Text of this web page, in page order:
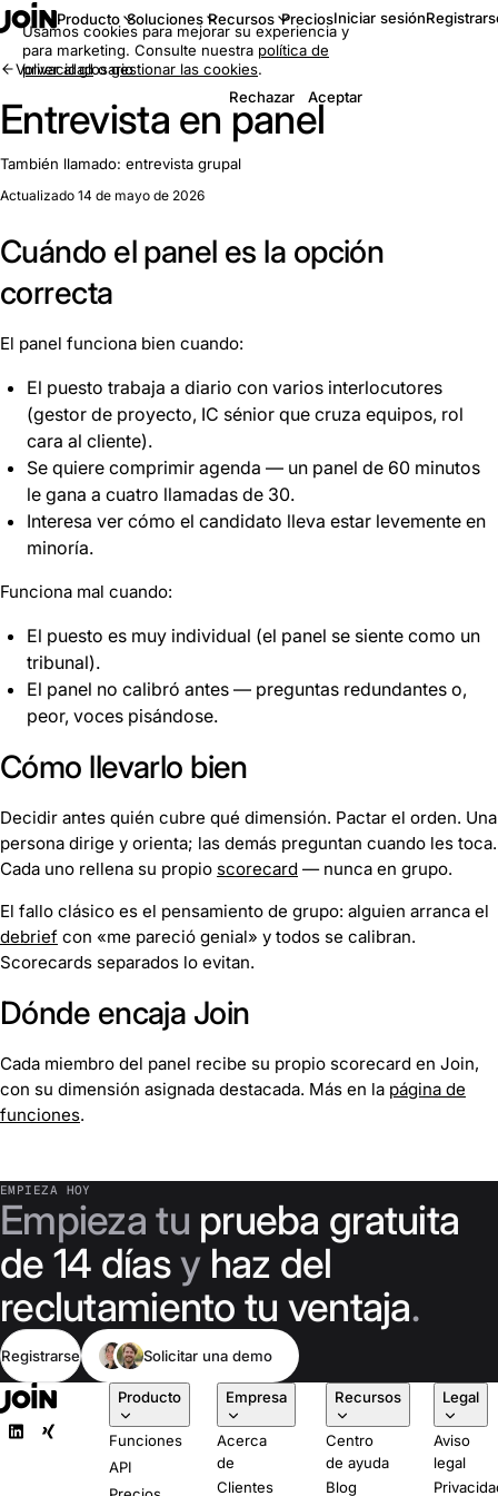
Producto Soluciones Recursos PreciosIniciar sesión
Volver al glosario
Entrevista en panel
También llamado: entrevista grupal
Actualizado 14 de mayo de 2026
Cuándo el panel es la opción
correcta
El panel funciona bien cuando:
El puesto trabaja a diario con varios interlocutores
(gestor de proyecto, IC sénior que cruza equipos, rol
cara al cliente).
Se quiere comprimir agenda — un panel de 60 minutos
le gana a cuatro llamadas de 30.
Interesa ver cómo el candidato lleva estar levemente en
minoría.
Funciona mal cuando:
El puesto es muy individual (el panel se siente como un
tribunal).
El panel no calibró antes — preguntas redundantes o,
peor, voces pisándose.
Cómo llevarlo bien
Decidir antes quién cubre qué dimensión. Pactar el orden. Una
persona dirige y orienta; las demás preguntan cuando les toca.
Cada uno rellena su propio scorecard — nunca en grupo.
El fallo clásico es el pensamiento de grupo: alguien arranca el
debrief con «me pareció genial» y todos se calibran.
Scorecards separados lo evitan.
Dónde encaja Join
Cada miembro del panel recibe su propio scorecard en Join,
con su dimensión asignada destacada. Más en la página de
funciones.
EMPIEZA HOY
Empieza tu prueba gratuita
de 14 díasy haz del
reclutamiento tu ventaja.
Registrarse Solicitar una demo
Producto
Funciones
API
Empresa
Acerca
de
Clientes
Recursos
Centro
de ayuda
Blog
Legal
Aviso
legal
Usamos cookies para mejorar su experiencia y
para marketing. Consulte nuestra política de
privacidadogestionar las cookies.
Rechazar
Aceptar